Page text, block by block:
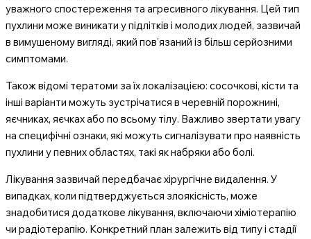
уважного спостереження та агресивного лікування. Цей тип
пухлини може виникати у підлітків і молодих людей, зазвичай
в вимушеному вигляді, який пов’язаний із більш серйозними
симптомами.
Також відомі тератоми за їх локалізацією: сосочкові, кісти та
інші варіанти можуть зустрічатися в черевній порожнині,
яєчниках, яєчках або по всьому тілу. Важливо звертати увагу
на специфічні ознаки, які можуть сигналізувати про наявність
пухлини у певних областях, такі як набряки або болі.
Лікування зазвичай передбачає хірургічне видалення. У
випадках, коли підтверджується злоякісність, може
знадобитися додаткове лікування, включаючи хіміотерапію
чи радіотерапію. Конкретний план залежить від типу і стадії